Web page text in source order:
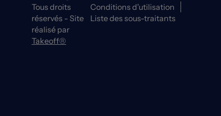
Tous droits
réservés - Site
réalisé par
Takeoff®
Conditions d'utilisation
Liste des sous-traitants